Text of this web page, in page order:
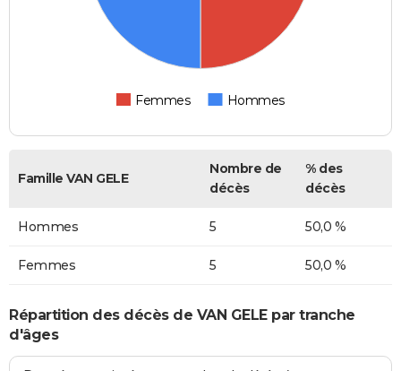
Femmes Hommes
Famille VAN GELE
Nombre de
décès
% des
décès
Hommes 5 50,0 %
Femmes 5 50,0 %
Répartition des décès de VAN GELE par tranche
d'âges